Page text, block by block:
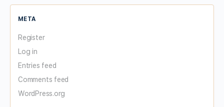
META
Register
Log in
Entries feed
Comments feed
WordPress.org